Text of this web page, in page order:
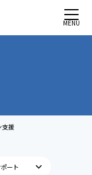
MENU
支援
ート keyboard_arrow_down